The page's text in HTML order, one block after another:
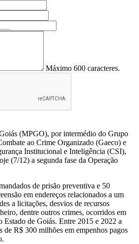
Máximo 600 caracteres.
(MPGO), por intermédio do Grupo
ao Crime Organizado (Gaeco) e
Institucional e Inteligência (CSI),
(7/12) a segunda fase da Operação
de prisão preventiva e 50
em endereços relacionados a um
a licitações, desvios de recursos
dentre outros crimes, ocorridos em
Estado de Goiás. Entre 2015 e 2022 a
de R$ 300 milhões em empenhos pagos